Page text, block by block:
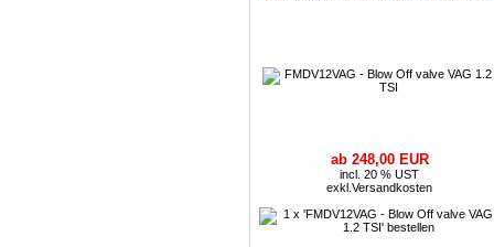
ab 248,00 EUR
incl. 20 % UST
exkl. Versandkosten